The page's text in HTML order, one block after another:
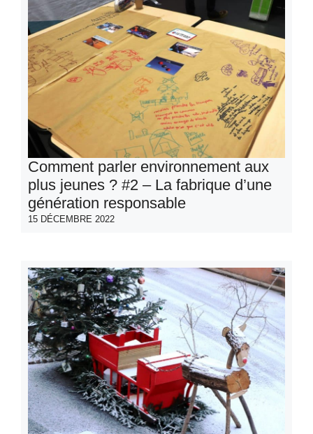
Comment parler environnement aux
plus jeunes ? #2 – La fabrique d’une
génération responsable
15 DÉCEMBRE 2022